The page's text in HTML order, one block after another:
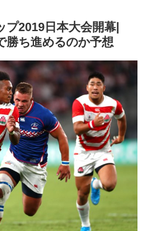
プ2019日本大会開幕|
勝ち進めるのか予想